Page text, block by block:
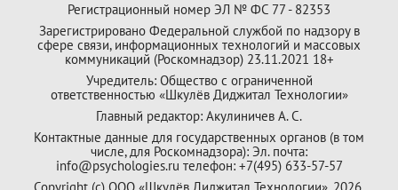
Регистрационный номер ЭЛ № ФС 77 - 82353
Зарегистрировано Федеральной службой по надзору в
сфере связи, информационных технологий и массовых
коммуникаций (Роскомнадзор) 23.11.2021 18+
Учредитель: Общество с ограниченной
ответственностью «Шкулёв Диджитал Технологии»
Главный редактор: Акулиничев А. С.
Контактные данные для государственных органов (в том
числе, для Роскомнадзора): Эл. почта:
info@psychologies.ru телефон: +7(495) 633-57-57